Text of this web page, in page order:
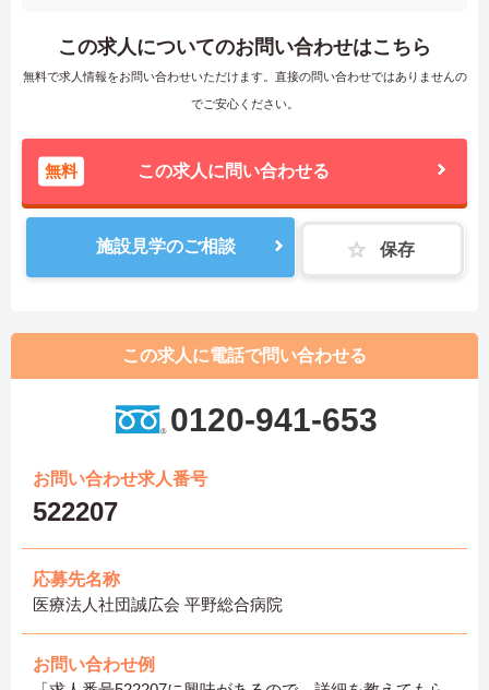
この求人についてのお問い合わせはこちら
無料で求人情報をお問い合わせいただけます。直接の問い合わせではありませんの
でご安心ください。
無料 この求人に問い合わせる
施設見学のご相談 保存
この求人に電話で問い合わせる
0120-941-653
お問い合わせ求人番号
522207
応募先名称
医療法人社団誠広会 平野総合病院
お問い合わせ例